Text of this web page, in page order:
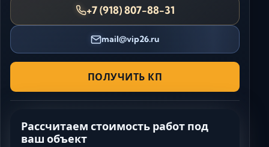
+7 (918) 807-88-31
mail@vip26.ru
ПОЛУЧИТЬ КП
Рассчитаем стоимость работ под
ваш объект